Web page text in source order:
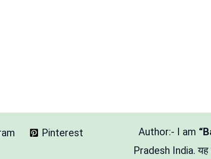
Pinterest Author:- I am
Pradesh India.